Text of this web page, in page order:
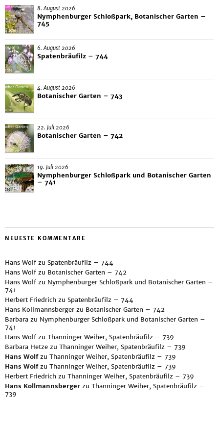
8. August 2026
Nymphenburger Schloßpark, Botanischer Garten –
745
6. August 2026
Spatenbräufilz – 744
4. August 2026
Botanischer Garten – 743
22. Juli 2026
Botanischer Garten – 742
19. Juli 2026
Nymphenburger Schloßpark und Botanischer Garten
– 741
NEUESTE KOMMENTARE
Hans Wolf zu Spatenbräufilz – 744
Hans Wolf zu Botanischer Garten – 742
Hans Wolf zu Nymphenburger Schloßpark und Botanischer Garten –
741
Herbert Friedrich zu Spatenbräufilz – 744
Hans Kollmannsberger zu Botanischer Garten – 742
Barbara zu Nymphenburger Schloßpark und Botanischer Garten –
741
Hans Wolf zu Thanninger Weiher, Spatenbräufilz – 739
Barbara Hetze zu Thanninger Weiher, Spatenbräufilz – 739
Hans Wolfzu Thanninger Weiher, Spatenbräufilz – 739
Hans Wolfzu Thanninger Weiher, Spatenbräufilz – 739
Herbert Friedrich zu Thanninger Weiher, Spatenbräufilz – 739
Hans Kollmannsberger zu Thanninger Weiher, Spatenbräufilz –
739